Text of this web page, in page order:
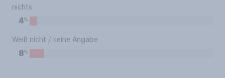
nichts
4%
Weiß nicht / keine Angabe
8%